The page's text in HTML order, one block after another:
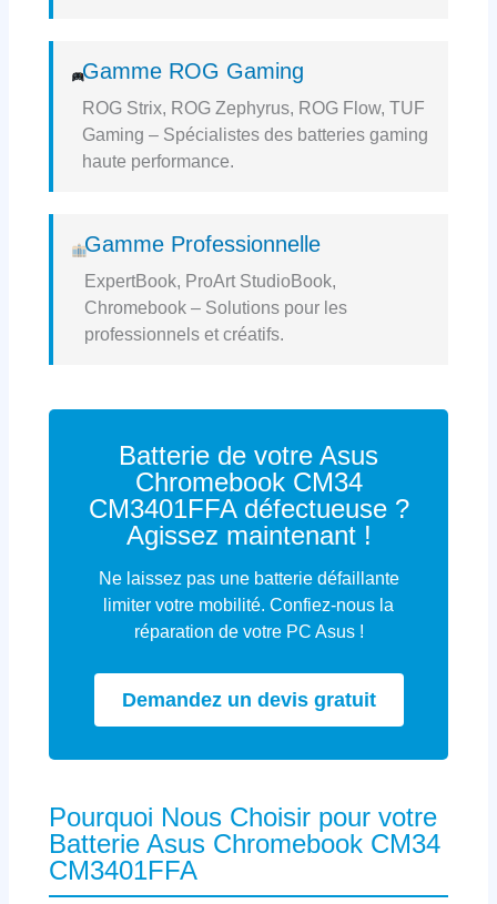
Gamme ROG Gaming
ROG Strix, ROG Zephyrus, ROG Flow, TUF
Gaming – Spécialistes des batteries gaming
haute performance.
Gamme Professionnelle
ExpertBook, ProArt StudioBook,
Chromebook – Solutions pour les
professionnels et créatifs.
Batterie de votre Asus
Chromebook CM34
CM3401FFA défectueuse ?
Agissez maintenant !
Ne laissez pas une batterie défaillante
limiter votre mobilité. Confiez-nous la
réparation de votre PC Asus !
Demandez un devis gratuit
Pourquoi Nous Choisir pour votre
Batterie Asus Chromebook CM34
CM3401FFA